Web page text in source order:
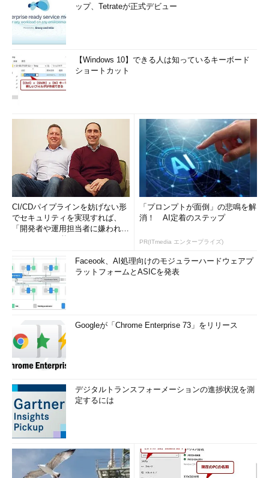
ップ、Tetrateが正式デビュー
【Windows 10】できる人は知っているキーボード
ショートカット
CI/CDパイプラインを妨げない形
でセキュリティを実現すれば、
「開発者や運用担当者に嫌われな
「プロンプトが面倒」の悲鳴を解
消！ AI定着のステップ
PR(ITmedia エンタープライズ)
Faceook、AI処理向けのモジュラーハードウェアプ
ラットフォームとASICを発表
Googleが「Chrome Enterprise 73」をリリース
デジタルトランスフォーメーションの進捗状況を測
定するには